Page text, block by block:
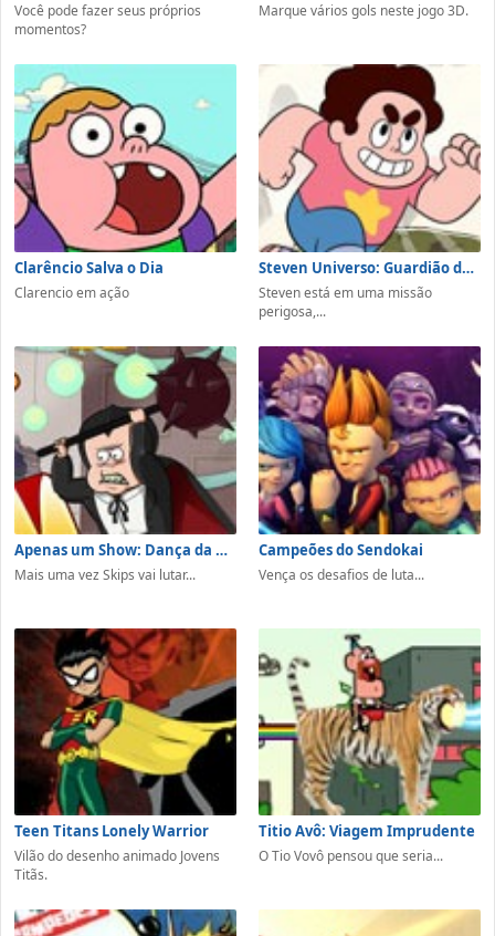
Você pode fazer seus próprios
momentos?
Marque vários gols neste jogo 3D.
Clarêncio Salva o Dia
Clarencio em ação
Steven Universo: Guardião de Cabra
Steven está em uma missão
perigosa,...
Apenas um Show: Dança da Destruição
Mais uma vez Skips vai lutar...
Campeões do Sendokai
Vença os desafios de luta...
Teen Titans Lonely Warrior
Vilão do desenho animado Jovens
Titãs.
Titio Avô: Viagem Imprudente
O Tio Vovô pensou que seria...